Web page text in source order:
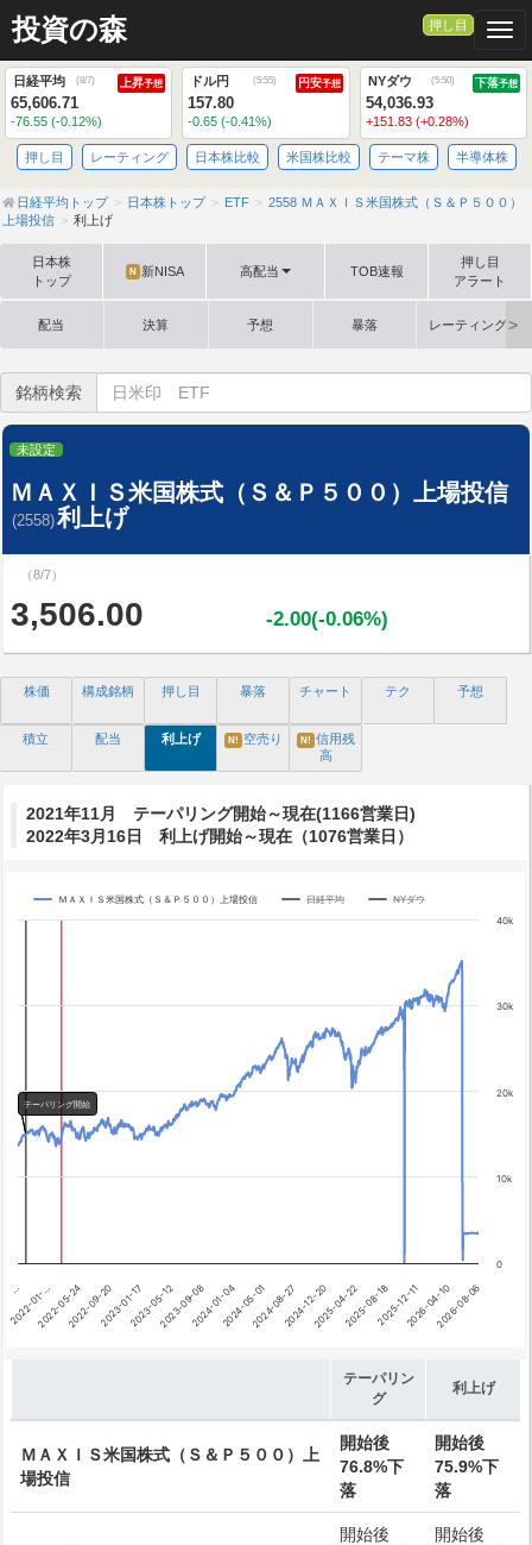
投資の森 押し目
日経平均 (8/7) 上昇予想
65,606.71
-76.55 (-0.12%)
ドル円 (5:55) 円安予想
157.80
-0.65 (-0.41%)
NYダウ (5:50) 下落予想
54,036.93
+151.83 (+0.28%)
押し目 レーティング 日本株比較 米国株比較 テーマ株 半導体株
日経平均トップ 日本株トップ ETF
2558 ＭＡＸＩＳ米国株式（Ｓ＆Ｐ５００）
上場投信
利上げ
日本株
トップ
N 新NISA 高配当 TOB速報
押し目
アラート
配当 決算 予想 暴落 レーティング格
銘柄検索
未設定
ＭＡＸＩＳ米国株式（Ｓ＆Ｐ５００）上場投信
(2558)利上げ
（8/7）
3,506.00 -2.00(-0.06%)
株価 構成銘柄 押し目 暴落 チャート テク 予想
積立 配当 利上げ N! 空売り N! 信用残
高
2021年11月 テーパリング開始～現在(1166営業日)
2022年3月16日 利上げ開始～現在（1076営業日）
Chart
The chart has 4 Y axes displaying yA0, yA1, yA2, and yA3.
テーパリング開始
ＭＡＸＩＳ米国株式（Ｓ＆Ｐ５００）上場投信 日経平均 NYダウ
…
2022-01-…2022-05-242022-09-202023-01-172023-05-122023-09-082024-01-042024-05-012024-08-272024-12-202025-04-222025-08-182025-12-112026-04-102026-08-06
0
10k
20k
30k
40k
テーパリン
グ
利上げ
ＭＡＸＩＳ米国株式（Ｓ＆Ｐ５００）上
場投信
開始後
76.8%下
落
開始後
75.9%下
落
開始後
開始後